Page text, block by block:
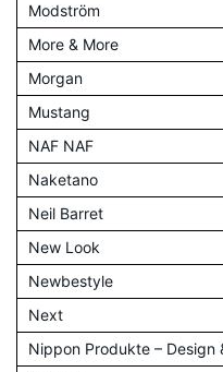
Modström
More & More
Morgan
Mustang
NAF NAF
Naketano
Neil Barret
New Look
Newbestyle
Next
Nippon Produkte – Design